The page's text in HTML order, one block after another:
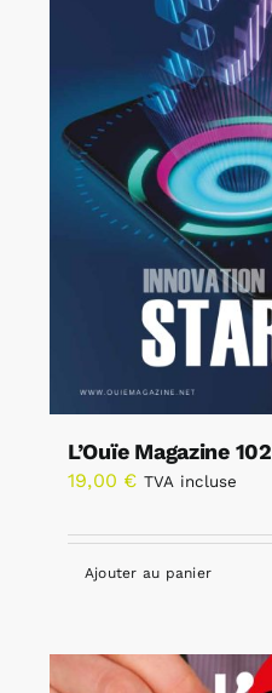
L’Ouïe Magazine 102
19,00 € TVA incluse
Ajouter au panier